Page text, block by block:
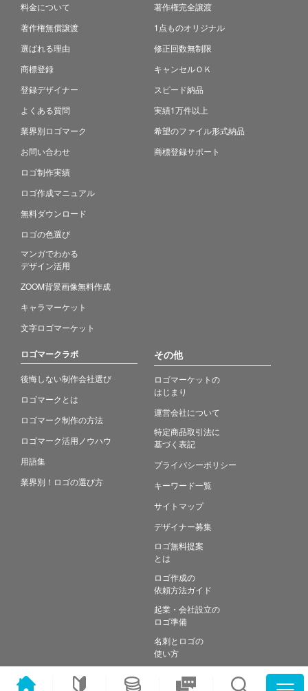
料金について
著作権無償譲渡
選ばれる理由
商標登録
登録デザイナー
よくある質問
業界別ロゴマーク
お問い合わせ
ロゴ制作実績
ロゴ作成マニュアル
無料ダウンロード
ロゴの色選び
マンガでわかる
デザイン活用
ZOOM背景画像無料作成
キャラマーケット
文字ロゴマーケット
著作権完全譲渡
1点ものオリジナル
修正回数無制限
キャンセルＯＫ
スピード納品
実績1万件以上
希望のファイル形式納品
商標登録サポート
ロゴマークラボ
後悔しない制作会社選び
ロゴマークとは
ロゴマーク制作の方法
ロゴマーク活用ノウハウ
用語集
業界別！ロゴの選び方
その他
ロゴマーケットの
はじまり
運営会社について
特定商品取引法に
基づく表記
プライバシーポリシー
キーワード一覧
サイトマップ
デザイナー募集
ロゴ無料提案
とは
ロゴ作成の
依頼方法ガイド
起業・会社設立の
ロゴ準備
名刺とロゴの
使い方